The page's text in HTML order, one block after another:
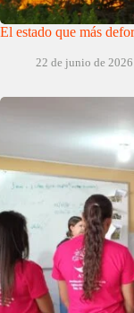
El estado que más
22 de junio de 2026